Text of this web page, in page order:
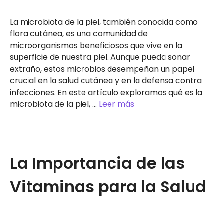
La microbiota de la piel, también conocida como
flora cutánea, es una comunidad de
microorganismos beneficiosos que vive en la
superficie de nuestra piel. Aunque pueda sonar
extraño, estos microbios desempeñan un papel
crucial en la salud cutánea y en la defensa contra
infecciones. En este artículo exploramos qué es la
microbiota de la piel, … Leer más
La Importancia de las
Vitaminas para la Salud